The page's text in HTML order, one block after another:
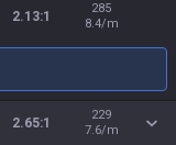
2.13:1
285
8.4/m
2.65:1
229
7.6/m